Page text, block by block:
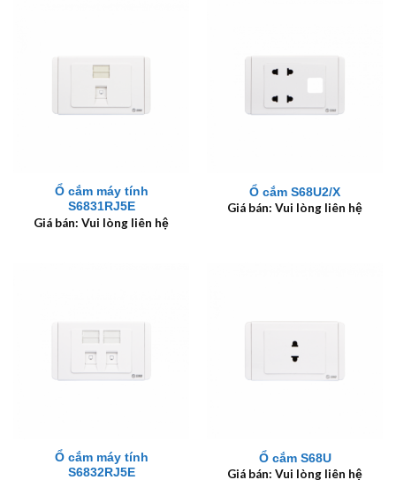
Ổ cắm máy tính
S6831RJ5E
Giá bán: Vui lòng liên hệ
Ổ cắm S68U2/X
Giá bán: Vui lòng liên hệ
Ổ cắm máy tính
S6832RJ5E
Ổ cắm S68U
Giá bán: Vui lòng liên hệ